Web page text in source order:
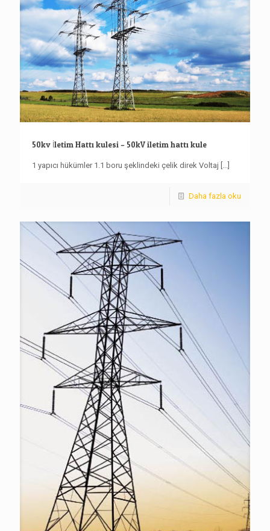
50kv İletim Hattı kulesi – 50kV iletim hattı kule
1 yapıcı hükümler 1.1 boru şeklindeki çelik direk Voltaj [...]
Daha fazla oku